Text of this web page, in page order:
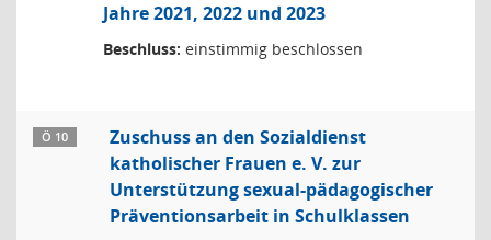
Jahre 2021, 2022 und 2023
Beschluss: einstimmig beschlossen
Ö 10
Zuschuss an den Sozialdienst
katholischer Frauen e. V. zur
Unterstützung sexual-pädagogischer
Präventionsarbeit in Schulklassen